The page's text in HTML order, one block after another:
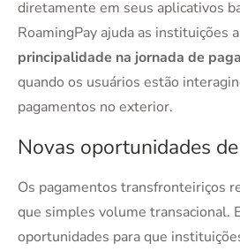
diretamente em seus aplicativos
RoamingPay ajuda as instituições
principalidade na jornada de
quando os usuários estão
pagamentos no exterior.
Novas oportunidades
Os pagamentos transfronteiriços
que simples volume transacional.
oportunidades para que